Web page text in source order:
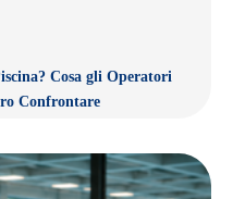
Cosa gli Operatori
Confrontare